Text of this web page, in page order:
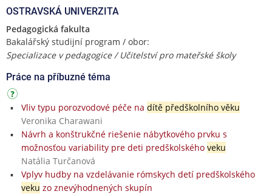
OSTRAVSKÁ UNIVERZITA
Pedagogická fakulta
Bakalářský studijní program / obor:
Specializace v pedagogice / Učitelství pro mateřské školy
Práce na příbuzné téma
Vliv typu porozvodové péče na dítě předškolního věku
Veronika Charawani
Návrh a konštrukčné riešenie nábytkového prvku s
možnosťou variability pre deti predškolského veku
Natália Turčanová
Vplyv hudby na vzdelávanie rómskych detí predškolského
veku zo znevýhodnených skupín